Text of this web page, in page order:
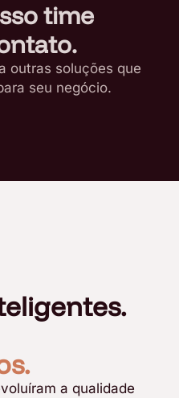
time
outras soluções que
seu negócio.
a qualidade